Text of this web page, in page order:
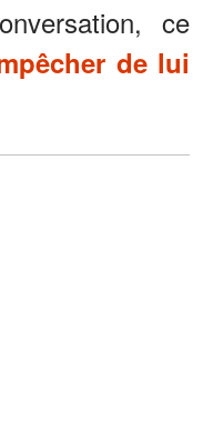
ce
de lui